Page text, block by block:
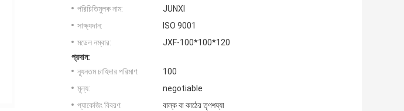
পরিচিতিমুলক নাম:
JUNXI
সাক্ষ্যদান:
ISO 9001
মডেল নম্বার:
JXF-100*100*120
প্রদান:
ন্যূনতম চাহিদার পরিমাণ:
100
মূল্য:
negotiable
প্যাকেজিং বিবরণ:
বাল্ক বা কাঠের তৃণশয্যা